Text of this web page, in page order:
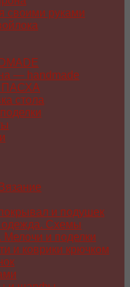
своими руками
— handmade
ПАСХA
стола
и подушек
одежда. Схемы
Мелочи и поделки
и коврики крючком